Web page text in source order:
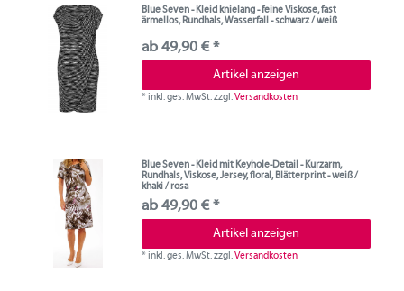
Blue Seven - Kleid knielang - feine Viskose, fast
ärmellos, Rundhals, Wasserfall - schwarz / weiß
ab 49,90 € *
Artikel anzeigen
*inkl. ges. MwSt.zzgl.Versandkosten
Blue Seven - Kleid mit Keyhole-Detail - Kurzarm,
Rundhals, Viskose, Jersey, floral, Blätterprint - weiß /
khaki / rosa
ab 49,90 € *
Artikel anzeigen
*inkl. ges. MwSt.zzgl.Versandkosten